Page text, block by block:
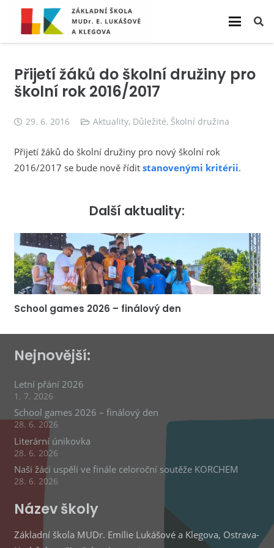
Přijetí žáků do školní družiny pro
školní rok 2016/2017
29. 6. 2016 Aktuality, Důležité, Školní družina
Přijetí žáků do školní družiny pro nový školní rok
2016/2017 se bude nově řídit stanovenými kritérii.
Další aktuality:
School games 2026 – finálový den
Nejnovější:
Letní přání 2026
1. 7. 2026
School games 2026 – finálový den
28. 6. 2026
Literární únikovka
28. 6. 2026
Naši žáci uspěli ve finále celoroční soutěže KORCHEM
28. 6. 2026
Název školy
Základní škola MUDr. Emílie Lukášové a Klegova, Ostrava-